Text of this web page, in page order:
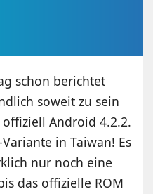
schon berichtet
soweit zu sein
Android 4.2.2.
in Taiwan! Es
nur noch eine
das offizielle ROM